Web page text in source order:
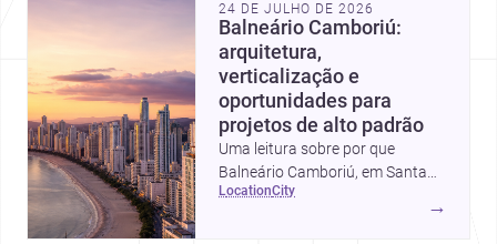
24 DE JULHO DE 2026
Balneário Camboriú:
arquitetura,
verticalização e
oportunidades para
projetos de alto padrão
Uma leitura sobre por que
Balneário Camboriú, em Santa
Catarina, virou referência em
location city
→